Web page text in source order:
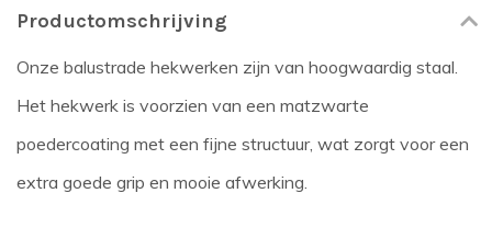
Productomschrijving
Onze balustrade hekwerken zijn van hoogwaardig staal.
Het hekwerk is voorzien van een matzwarte
poedercoating met een fijne structuur, wat zorgt voor een
extra goede grip en mooie afwerking.